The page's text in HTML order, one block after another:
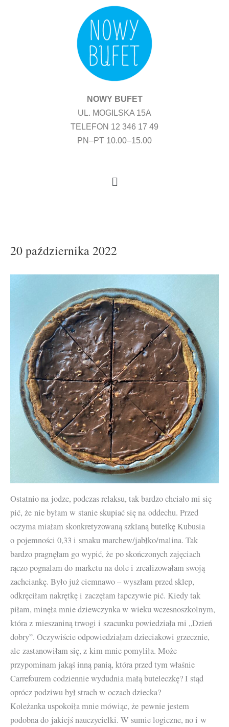
NOWY BUFET
UL. MOGILSKA 15A
TELEFON 12 346 17 49
PN–PT 10.00–15.00
Menu
20 października 2022
Ostatnio na jodze, podczas relaksu, tak bardzo chciało mi się
pić, że nie byłam w stanie skupiać się na oddechu. Przed
oczyma miałam skonkretyzowaną szklaną butelkę Kubusia
o pojemności 0,33 i smaku marchew/jabłko/malina. Tak
bardzo pragnęłam go wypić, że po skończonych zajęciach
rączo pognalam do marketu na dole i zrealizowałam swoją
zachciankę. Było już ciemnawo – wyszłam przed sklep,
odkręciłam nakrętkę i zaczęłam łapczywie pić. Kiedy tak
piłam, minęła mnie dziewczynka w wieku wczesnoszkolnym,
która z mieszaniną trwogi i szacunku powiedziała mi „Dzień
dobry”. Oczywiście odpowiedziałam dzieciakowi grzecznie,
ale zastanowiłam się, z kim mnie pomyliła. Może
przypominam jakąś inną panią, która przed tym właśnie
Carrefourem codziennie wydudnia małą buteleczkę? I stąd
oprócz podziwu był strach w oczach dziecka?
Koleżanka uspokoiła mnie mówiąc, że pewnie jestem
podobna do jakiejś nauczycielki. W sumie logiczne, no i w